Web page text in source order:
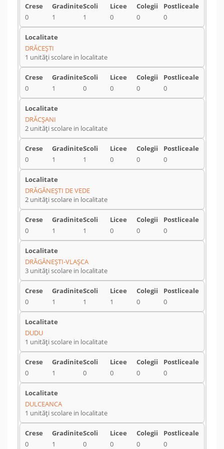
0 1 1 0 0 0
DRĂCEŞTI
1 unități scolare in localitate
0 1 0 0 0 0
DRĂCŞANI
2 unități scolare in localitate
0 1 1 0 0 0
DRĂGĂNEŞTI DE VEDE
2 unități scolare in localitate
0 1 1 0 0 0
DRĂGĂNEŞTI-VLAŞCA
3 unități scolare in localitate
0 1 1 1 0 0
DUDU
1 unități scolare in localitate
0 1 0 0 0 0
DULCEANCA
1 unități scolare in localitate
0 1 0 0 0 0